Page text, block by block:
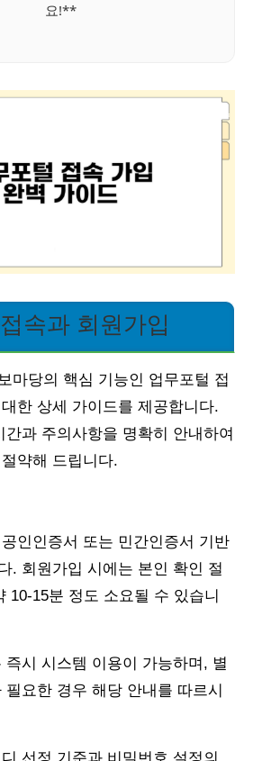
요!**
속과 회원가입
마당의 핵심 기능인 업무포털 접
한 상세 가이드를 제공합니다.
간과 주의사항을 명확히 안내하여
약해 드립니다.
인인증서 또는 민간인증서 기반
. 회원가입 시에는 본인 확인 절
10-15분 정도 소요될 수 있습니
즉시 시스템 이용이 가능하며, 별
필요한 경우 해당 안내를 따르시